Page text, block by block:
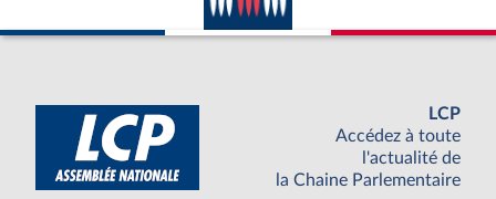
LCP
Accédez à toute
l'actualité de
la Chaine Parlementaire